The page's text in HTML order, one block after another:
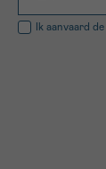
Ik aanvaard de